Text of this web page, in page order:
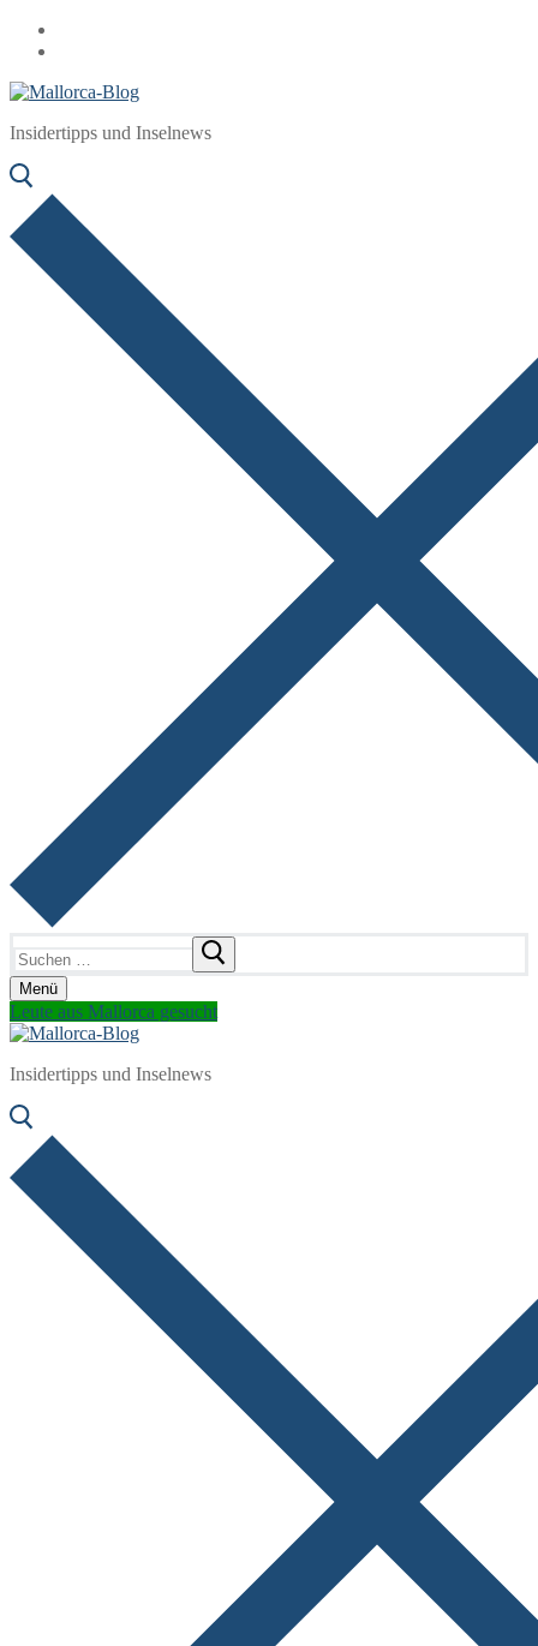
Zum
Inhalt
Menü
Schließen
Insidertipps und Inselnews
nach:
Menü
Leute aus Mallorca gesucht
Insidertipps und Inselnews